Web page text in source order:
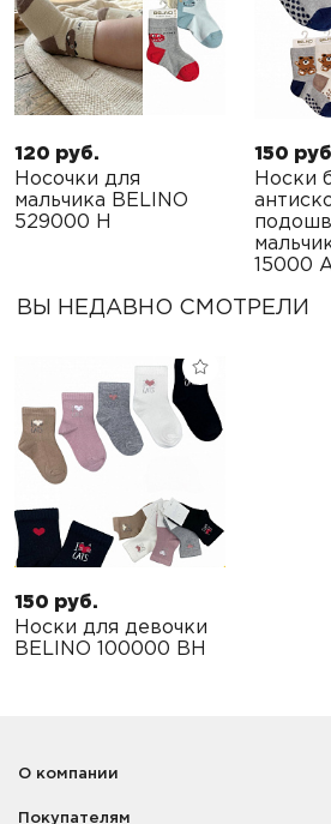
120 руб.
Носочки для
мальчика BELINO
529000 H
150
Носки
15000
ВЫ НЕДАВНО СМОТРЕЛИ
150 руб.
Носки для девочки
BELINO 100000 BH
Покупателям
О компании